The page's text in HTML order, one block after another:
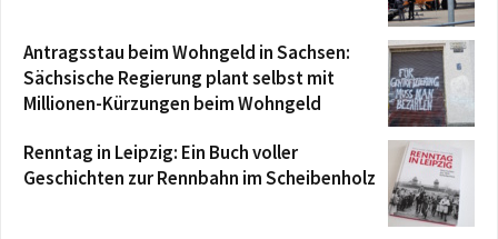
Antragsstau beim Wohngeld in Sachsen:
Sächsische Regierung plant selbst mit
Millionen-Kürzungen beim Wohngeld
Renntag in Leipzig: Ein Buch voller
Geschichten zur Rennbahn im Scheibenholz